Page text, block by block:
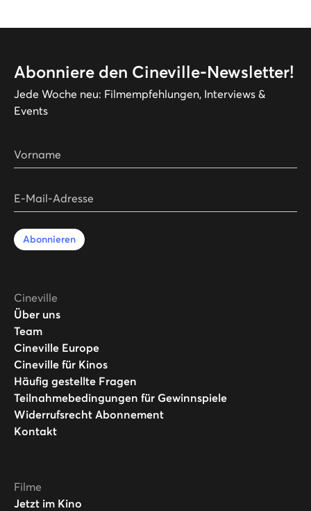
Abonniere den Cineville-Newsletter!
Jede Woche neu: Filmempfehlungen, Interviews &
Events
Vorname
E-Mail-Adresse
Abonnieren
Cineville
Über uns
Team
Cineville Europe
Cineville für Kinos
Häufig gestellte Fragen
Teilnahmebedingungen für Gewinnspiele
Widerrufsrecht Abonnement
Kontakt
Filme
Jetzt im Kino